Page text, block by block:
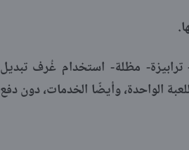
ترابيزة- مظلة- استخدام غُرف تبديل
الواحدة، وأيضًا الخدمات، دون دفع